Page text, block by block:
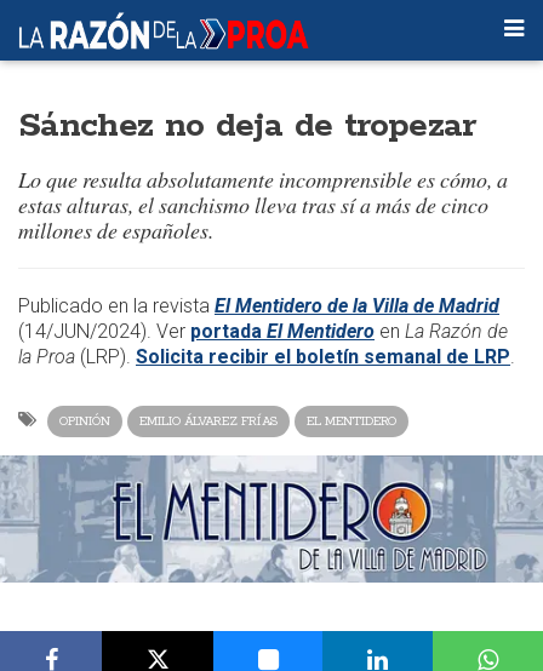
Sánchez no deja de tropezar
Lo que resulta absolutamente incomprensible es cómo, a
estas alturas, el sanchismo lleva tras sí a más de cinco
millones de españoles.
​​Publicado en la revista El Mentidero de la Villa de Madrid
(14/JUN/2024). Ver portada El Mentidero en La Razón de
la Proa (LRP). Solicita recibir el boletín semanal de LRP.
OPINIÓN EMILIO ÁLVAREZ FRÍAS EL MENTIDERO